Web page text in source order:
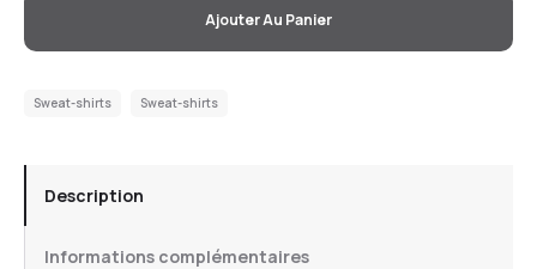
Ajouter Au Panier
Sweat-shirts Sweat-shirts
Description
Informations complémentaires